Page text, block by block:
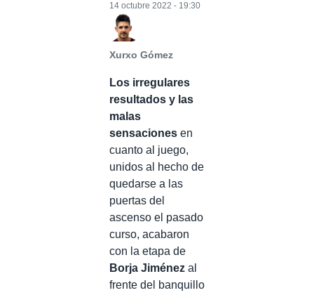
Xurxo Gómez
14 octubre 2022 - 19:30
Los irregulares
resultados y las
malas
sensaciones en
cuanto al juego,
unidos al hecho de
quedarse a las
puertas del
ascenso el pasado
curso, acabaron
con la etapa de
Borja Jiménez al
frente del banquillo